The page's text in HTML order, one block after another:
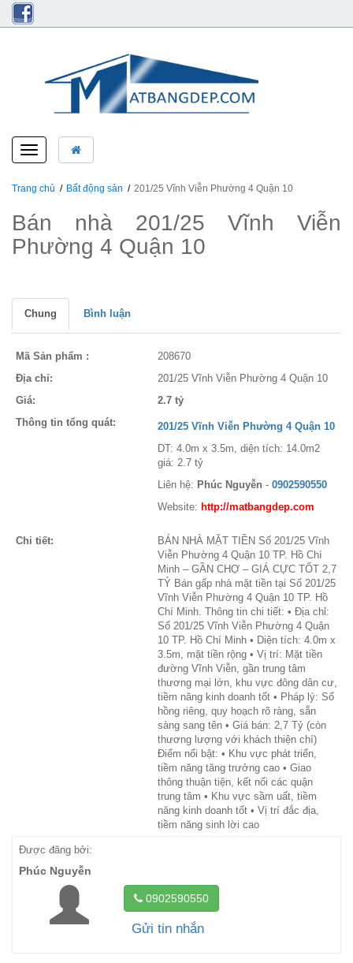
Toggle
navigation
Trang chủ Bất động sản 201/25 Vĩnh Viễn Phường 4 Quận 10
Bán nhà 201/25 Vĩnh Viễn
Phường 4 Quận 10
Chung Bình luận
Mã Sản phẩm :
208670
Địa chỉ:
201/25 Vĩnh Viễn Phường 4 Quận 10
Giá:
2.7 tỷ
Thông tin tổng quát:
201/25 Vĩnh Viễn Phường 4 Quận 10
DT: 4.0m x 3.5m, diện tích: 14.0m2
giá: 2.7 tỷ
Liên hệ: Phúc Nguyễn - 0902590550
Website: http://matbangdep.com
Chi tiết:
BÁN NHÀ MẶT TIỀN Số 201/25 Vĩnh
Viễn Phường 4 Quận 10 TP. Hồ Chí
Minh – GẦN CHỢ – GIÁ CỰC TỐT 2,7
TỶ Bán gấp nhà mặt tiền tại Số 201/25
Vĩnh Viễn Phường 4 Quận 10 TP. Hồ
Chí Minh. Thông tin chi tiết: • Địa chỉ:
Số 201/25 Vĩnh Viễn Phường 4 Quận
10 TP. Hồ Chí Minh • Diện tích: 4.0m x
3.5m, mặt tiền rộng • Vị trí: Mặt tiền
đường Vĩnh Viễn, gần trung tâm
thương mại lớn, khu vực đông dân cư,
tiềm năng kinh doanh tốt • Pháp lý: Sổ
hồng riêng, quy hoạch rõ ràng, sẵn
sàng sang tên • Giá bán: 2,7 Tỷ (còn
thương lượng với khách thiện chí)
Điểm nổi bật: • Khu vực phát triển,
tiềm năng tăng trưởng cao • Giao
thông thuận tiện, kết nối các quận
trung tâm • Khu vực sầm uất, tiềm
năng kinh doanh tốt • Vị trí đắc địa,
tiềm năng sinh lời cao
Được đăng bởi:
Phúc Nguyễn
0902590550
Gửi tin nhắn